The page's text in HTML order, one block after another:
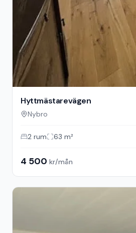
Hyttmästarevägen
Nybro
2 rum 63 m²
4 500 kr/mån